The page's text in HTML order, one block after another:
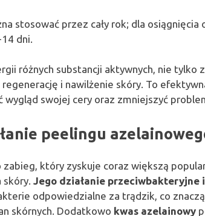
stosować przez cały rok; dla
dni.
różnych substancji aktywnych, nie tylko
i nawilżenie skóry. To
wygląd swojej cery oraz zmniejszyć
peelingu
zabieg, który zyskuje coraz większą
skóry. Jego działanie przeciwbakteryjne
odpowiedzialne za trądzik, co
skórnych. Dodatkowo kwas azelainowy